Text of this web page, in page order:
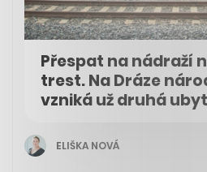
Přespat na nádraží
trest. Na Dráze
vzniká už druhá
ELIŠKA NOVÁ